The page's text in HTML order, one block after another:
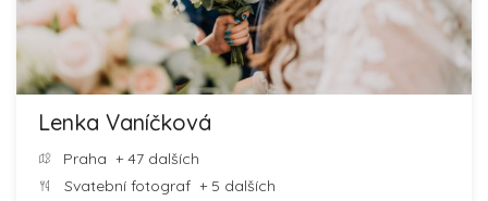
Lenka Vaníčková
Praha + 47 dalších
Svatební fotograf + 5 dalších